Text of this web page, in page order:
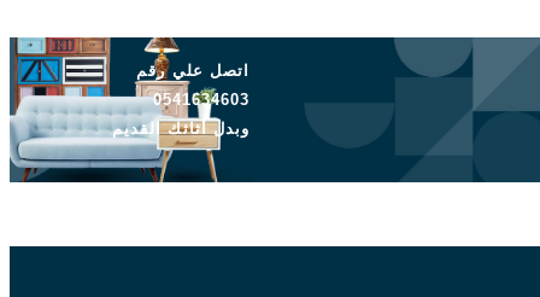
اتصل علي رقم
0541634603
وبدل أثاثك القديم